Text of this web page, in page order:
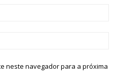
neste navegador para a próxima